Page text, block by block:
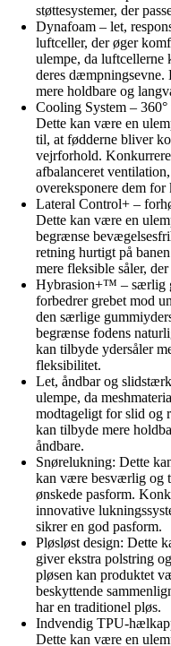
støttesystemer, der
Dynafoam – let,
luftceller, der øger
ulempe, da luftcellerne
deres
mere holdbare og
Cooling System –
Dette kan være en
til, at fødderne bliver
vejrforhold.
afbalanceret
overeksponere dem for
Lateral Control+ –
Dette kan være en
begrænse
retning hurtigt på
mere fleksible såler,
Hybrasion+™ – særlig
forbedrer grebet mod
den særlige
begrænse fodens
kan tilbyde ydersåler
fleksibilitet.
Let, åndbar og
ulempe, da
modtageligt for slid og
kan tilbyde mere
åndbare.
Snørelukning: Dette
kan være besværlig og
ønskede pasform.
innovative
sikrer en god pasform.
Pløsløst design: Dette
giver ekstra polstring
pløsen kan produktet
beskyttende
har en traditionel pløs.
Indvendig TPU-
Dette kan være en